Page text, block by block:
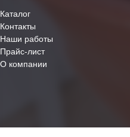
Каталог
Контакты
Наши работы
Прайс-лист
О компании